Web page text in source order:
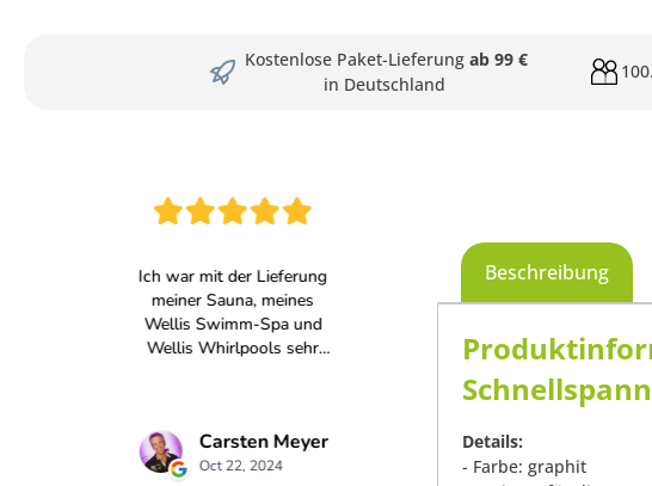
Kostenlose Paket-Lieferung ab 99 €
in Deutschland
Beschreibung
Details:
- Farbe: graphit